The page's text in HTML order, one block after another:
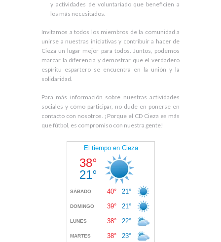
y actividades de voluntariado que beneficien a
los más necesitados.
Invitamos a todos los miembros de la comunidad a
unirse a nuestras iniciativas y contribuir a hacer de
Cieza un lugar mejor para todos. Juntos, podemos
marcar la diferencia y demostrar que el verdadero
espíritu espartero se encuentra en la unión y la
solidaridad.
Para más información sobre nuestras actividades
sociales y cómo participar, no dude en ponerse en
contacto con nosotros. ¡Porque el CD Cieza es más
que fútbol, es compromiso con nuestra gente!